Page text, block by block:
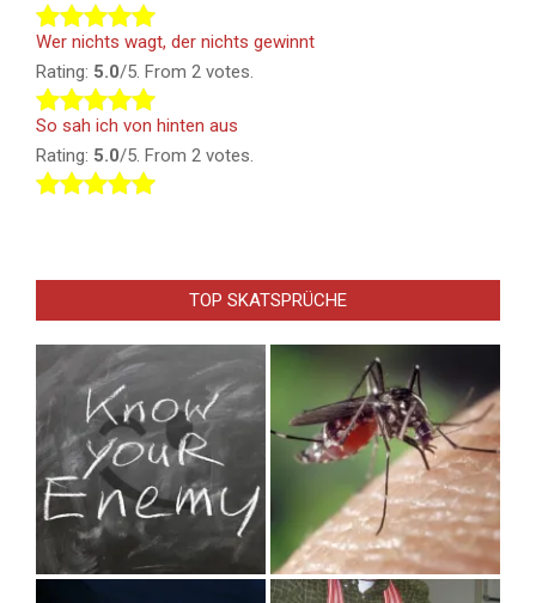
Wer nichts wagt, der nichts gewinnt
Rating: 5.0/5. From 2 votes.
So sah ich von hinten aus
Rating: 5.0/5. From 2 votes.
TOP SKATSPRÜCHE